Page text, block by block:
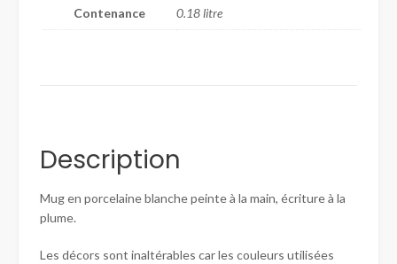
Contenance 0.18 litre
Description
Mug en porcelaine blanche peinte à la main, écriture à la
plume.
Les décors sont inaltérables car les couleurs utilisées